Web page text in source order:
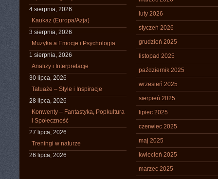
4 sierpnia, 2026
Kaukaz (Europa/Azja)
3 sierpnia, 2026
Muzyka a Emocje i Psychologia
1 sierpnia, 2026
Analizy i Interpretacje
30 lipca, 2026
Tatuaże – Style i Inspiracje
28 lipca, 2026
Konwenty – Fantastyka, Popkultura
i Społeczność
27 lipca, 2026
Treningi w naturze
26 lipca, 2026
luty 2026
styczeń 2026
grudzień 2025
listopad 2025
październik 2025
wrzesień 2025
sierpień 2025
lipiec 2025
czerwiec 2025
maj 2025
kwiecień 2025
marzec 2025